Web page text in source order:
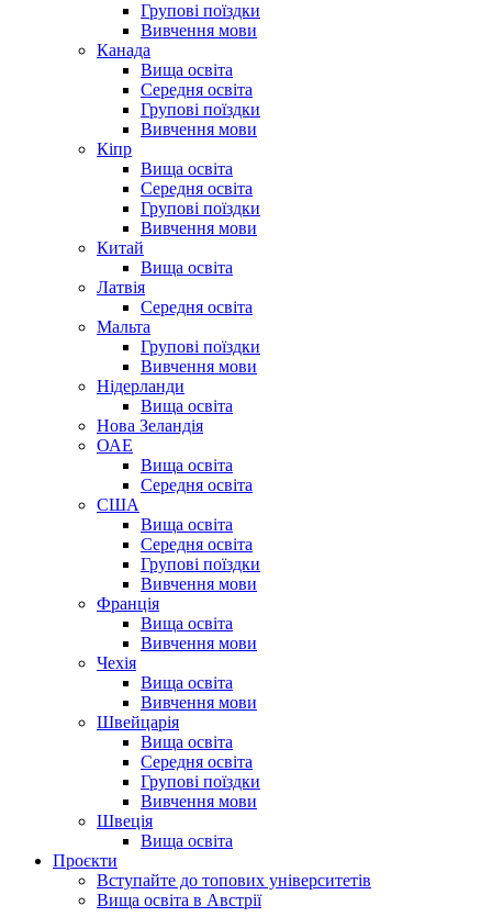
Групові поїздки
Вивчення мови
Канада
Вища освіта
Середня освіта
Групові поїздки
Вивчення мови
Кіпр
Вища освіта
Середня освіта
Групові поїздки
Вивчення мови
Китай
Вища освіта
Латвія
Середня освіта
Мальта
Групові поїздки
Вивчення мови
Нідерланди
Вища освіта
Нова Зеландія
ОАЕ
Вища освіта
Середня освіта
США
Вища освіта
Середня освіта
Групові поїздки
Вивчення мови
Франція
Вища освіта
Вивчення мови
Чехія
Вища освіта
Вивчення мови
Швейцарія
Вища освіта
Середня освіта
Групові поїздки
Вивчення мови
Швеція
Вища освіта
Проєкти
Вступайте до топових університетів
Вища освіта в Австрії